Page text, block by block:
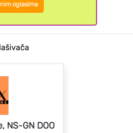
oglasima
NS-GN DOO